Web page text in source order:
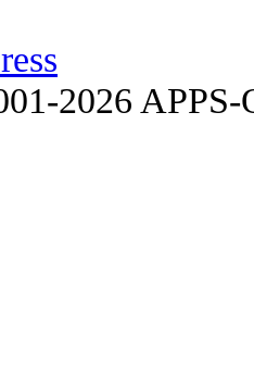
2026